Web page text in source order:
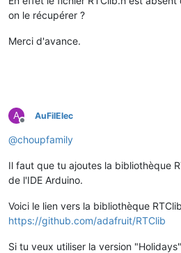
on le récupérer ?
Merci d'avance.
A
Offline
AuFilElec
@choupfamily
Il faut que tu ajoutes la bibliothèque
de l'IDE Arduino.
Voici le lien vers la bibliothèque
https://github.com/adafruit/RTClib
Si tu veux utiliser la version